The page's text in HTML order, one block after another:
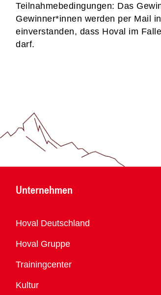
Teilnahmebedingungen: Das
Gewinner*innen werden per Mail
einverstanden, dass Hoval im
darf.
Unternehmen
Übersicht
Hoval Deutschland
Hoval Gruppe
Trainingcenter
Kultur